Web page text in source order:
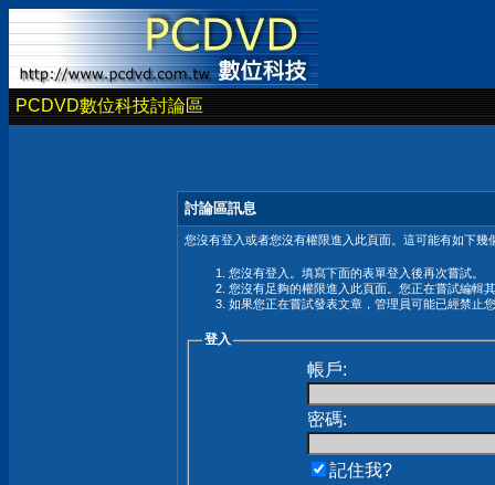
PCDVD數位科技討論區
討論區訊息
您沒有登入或者您沒有權限進入此頁面。這可能有如下幾
您沒有登入。填寫下面的表單登入後再次嘗試。
您沒有足夠的權限進入此頁面。您正在嘗試編輯
如果您正在嘗試發表文章，管理員可能已經禁止
登入
帳戶:
密碼:
記住我?